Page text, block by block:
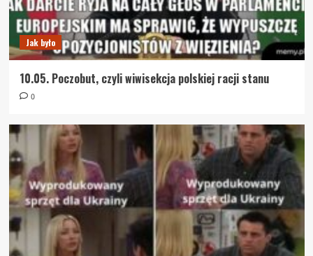
Jak było
10.05. Poczobut, czyli wiwisekcja polskiej racji stanu
0